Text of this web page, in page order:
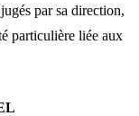
par sa direction,
particulière liée aux